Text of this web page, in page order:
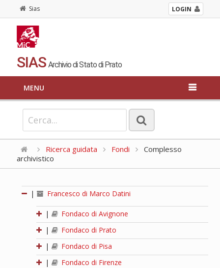
Sias LOGIN
SIAS Archivio di Stato di Prato
MENU
Ricerca guidata Fondi
Complesso
archivistico
| Francesco di Marco Datini
|
Fondaco di Avignone
|
Fondaco di Prato
|
Fondaco di Pisa
|
Fondaco di Firenze